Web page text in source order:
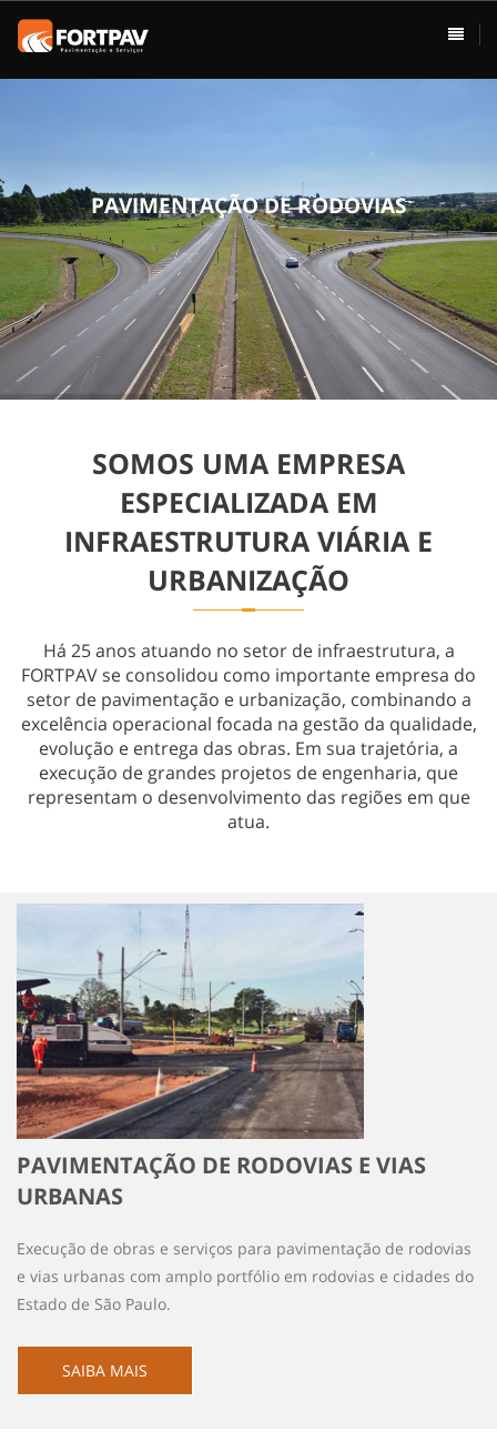
Vias Urbanas
Rodovias
Drenagem
Terraplenagem
Conservação
PAVIMENTAÇÃODERODOVIAS
SOMOS UMA EMPRESA
ESPECIALIZADA EM
INFRAESTRUTURA VIÁRIA E
URBANIZAÇÃO
Há 25 anos atuando no setor de infraestrutura, a
FORTPAV se consolidou como importante empresa do
setor de pavimentação e urbanização, combinando a
excelência operacional focada na gestão da qualidade,
evolução e entrega das obras. Em sua trajetória, a
execução de grandes projetos de engenharia, que
representam o desenvolvimento das regiões em que
atua.
PAVIMENTAÇÃO DE RODOVIAS E VIAS
URBANAS
Execução de obras e serviços para pavimentação de rodovias
e vias urbanas com amplo portfólio em rodovias e cidades do
Estado de São Paulo.
SAIBA MAIS